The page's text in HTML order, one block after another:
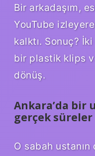
Bir arkadaşım,
YouTube
kalktı. Sonuç?
bir plastik klips
dönüş.
Ankara’da bir
gerçek süreler
O sabah